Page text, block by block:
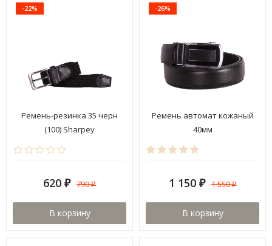
-22%
Ремень-резинка 35 черн
(100) Sharpey
620 ₽ 790₽
В корзину
-26%
Ремень автомат кожаный
40мм
1 150 ₽ 1 550₽
В корзину